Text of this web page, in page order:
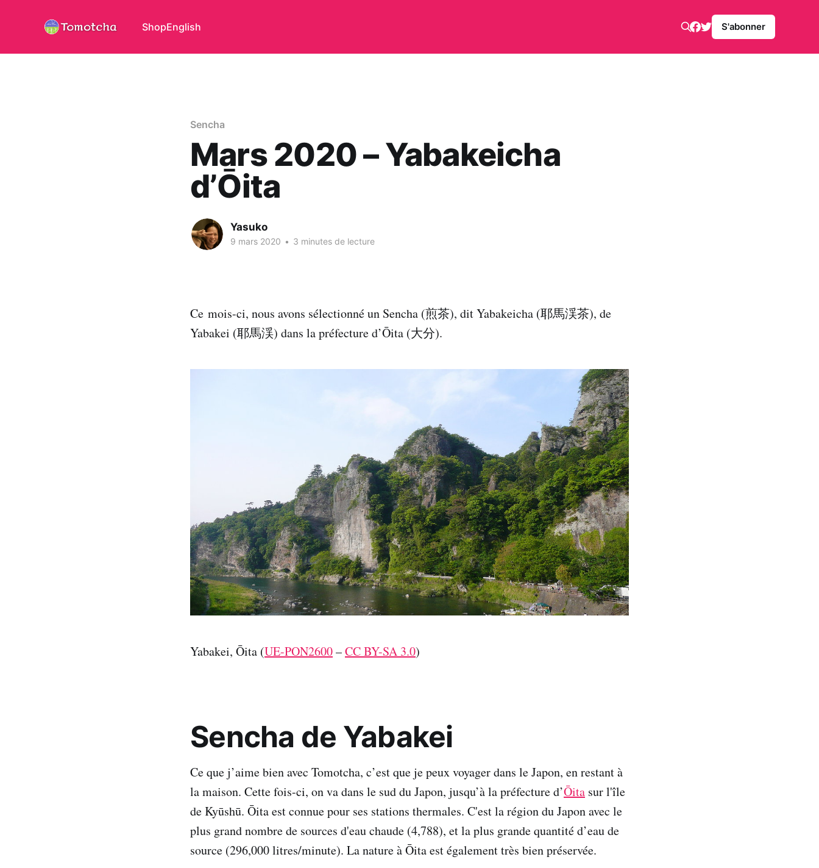
ShopEnglish S'abonner
Sencha
Mars 2020 – Yabakeicha
d’Ōita
Yasuko
9 mars 2020 • 3 minutes de lecture
Ce mois-ci, nous avons sélectionné un Sencha (煎茶), dit Yabakeicha (耶馬渓茶), de
Yabakei (耶馬渓) dans la préfecture d’Ōita (大分).
Yabakei, Ōita (UE-PON2600–CC BY-SA 3.0)
Sencha de Yabakei
Ce que j’aime bien avec Tomotcha, c’est que je peux voyager dans le Japon, en restant à
la maison. Cette fois-ci, on va dans le sud du Japon, jusqu’à la préfecture d’Ōita sur l'île
de Kyūshū. Ōita est connue pour ses stations thermales. C'est la région du Japon avec le
plus grand nombre de sources d'eau chaude (4,788), et la plus grande quantité d’eau de
source (296,000 litres/minute). La nature à Ōita est également très bien préservée.